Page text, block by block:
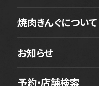
焼肉きんぐについて
お知らせ
予約・店舗検索